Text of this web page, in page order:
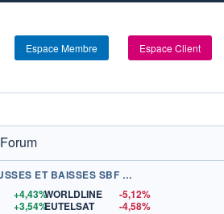
Espace Membre Espace Client
Forum
+ FORTES HAUSSES ET BAISSES SBF 120
+4,43%
+3,54%
WORLDLINE
-5,12%
EUTELSAT
-4,58%